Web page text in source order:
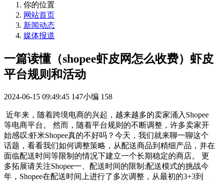
你的位置
网站首页
新闻动态
媒体报道
一篇读懂（shopee虾皮网怎么收费）虾皮
平台规则和活动
2024-06-15 09:49:45 147小编 158
近年来，随着跨境电商的兴起，越来越多的卖家涌入Shopee
等电商平台。 然而，随着平台规则的不断调整，许多卖家开
始感叹:虾米Shopee真的不好吗？今天，我们就来聊一聊这个
话题，看看我们如何调整策略，从配送商品到精细产品，并在
面临配送时间等限制的情况下建立一个长期稳定的商店。 更
多拓展请关注Shopee一、配送时间的限制:配送模式的挑战今
年，Shopee在配送时间上进行了多次调整，从最初的3+3到